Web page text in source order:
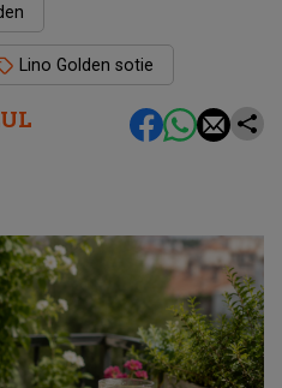
Lino Golden sotie